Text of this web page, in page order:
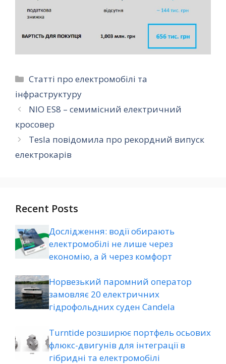
Категорії
Статті про електромобілі та
інфраструктуру
NIO ES8 – семимісний електричний
кросовер
Tesla повідомила про рекордний випуск
електрокарів
Recent Posts
Дослідження: водії обирають
електромобілі не лише через
економію, а й через комфорт
Норвезький паромний оператор
замовляє 20 електричних
гідрофольдних суден Candela
Turntide розширює портфель осьових
флюкс-двигунів для інтеграції в
гібридні та електромобілі